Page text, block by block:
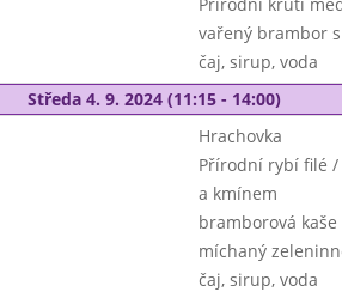
vařený brambor
čaj, sirup, voda
Středa 4. 9. 2024 (11:15 - 14:00)
Hrachovka
Přírodní rybí filé
a kmínem
bramborová kaše
míchaný
čaj, sirup, voda